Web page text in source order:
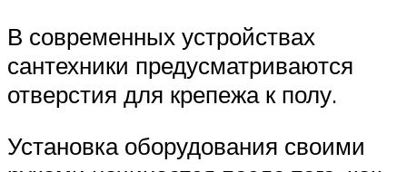
В современных устройствах
сантехники предусматриваются
отверстия для крепежа к полу.
Установка оборудования своими